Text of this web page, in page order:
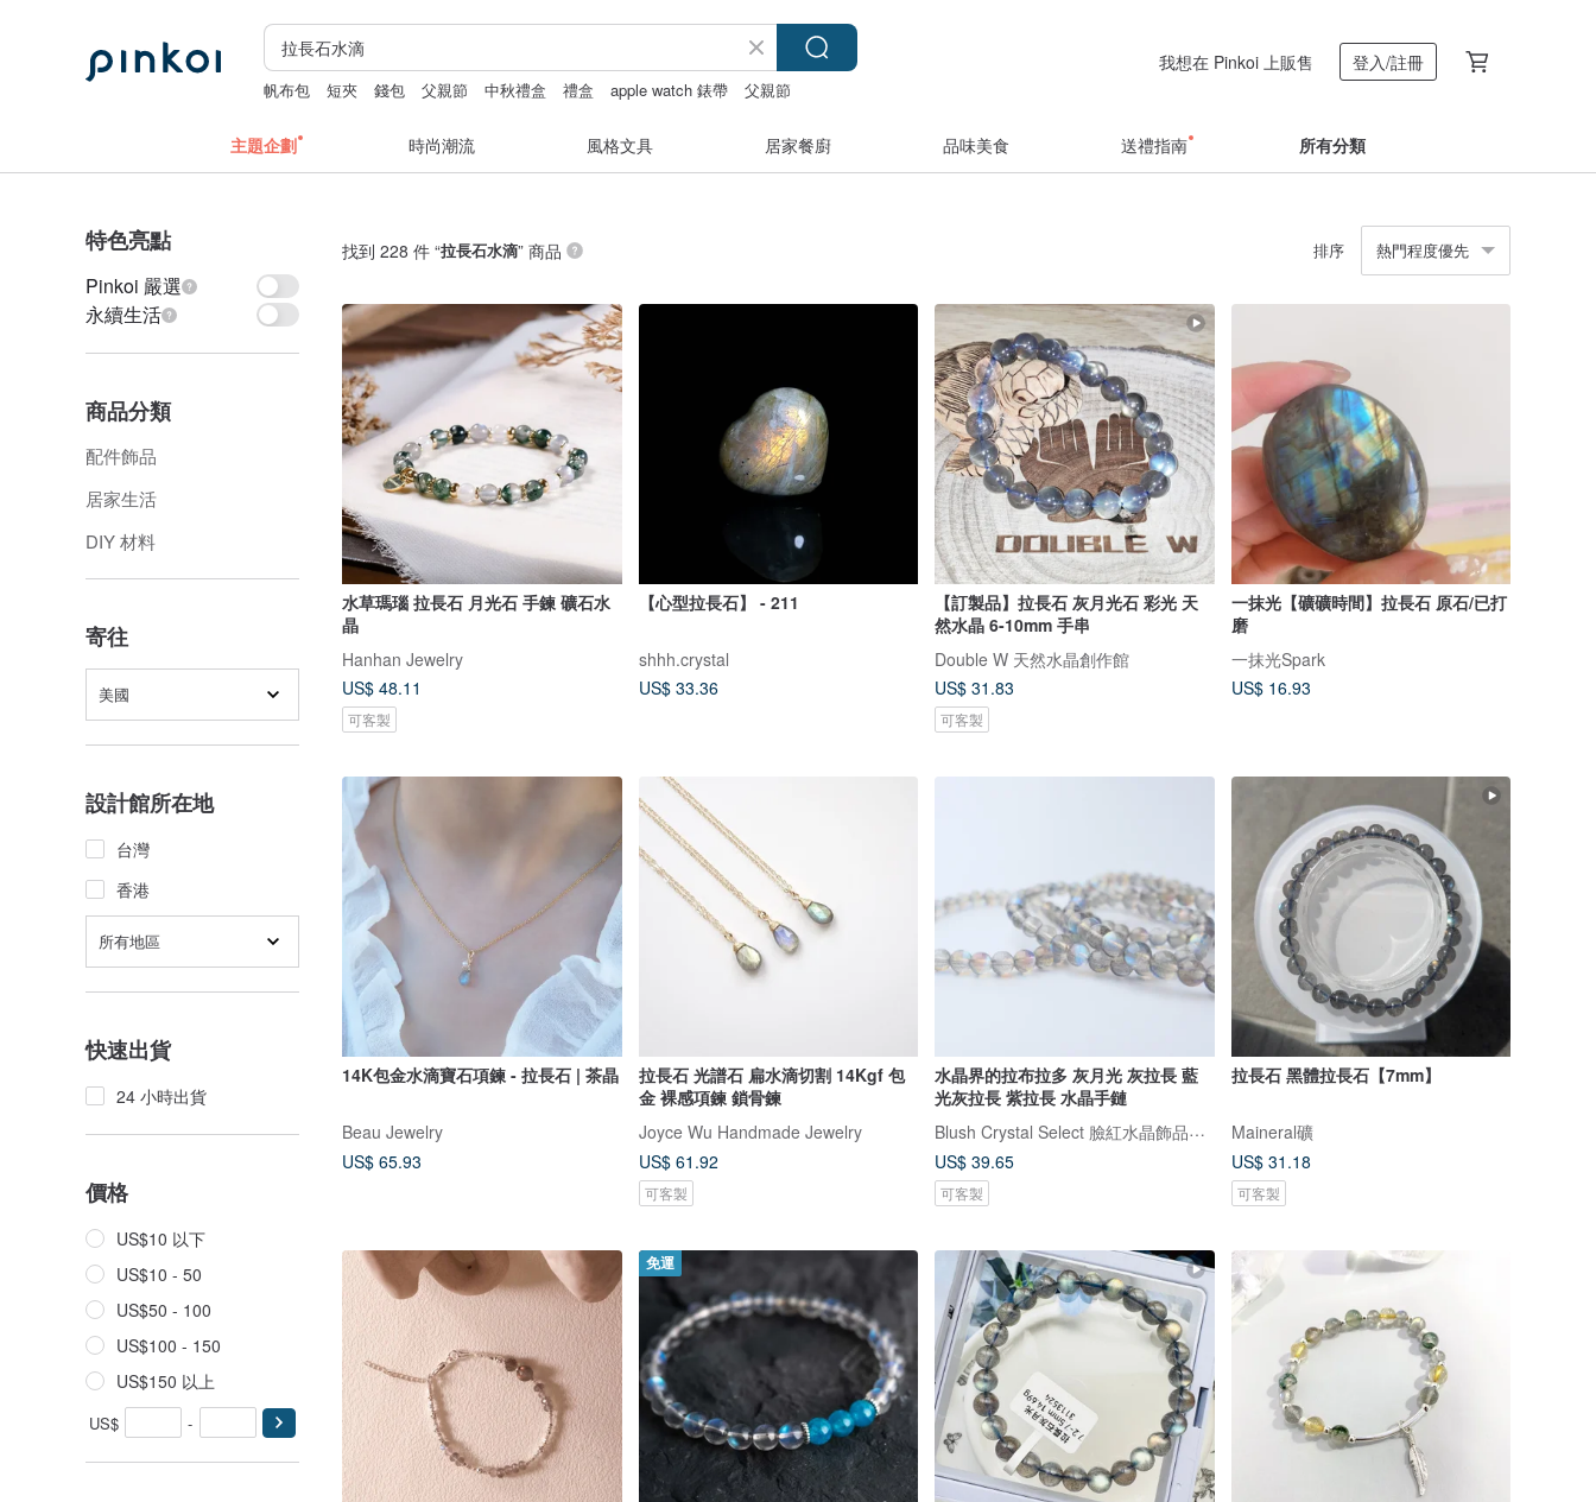
帆布包 短夾 錢包 父親節 中秋禮盒 禮盒 apple watch 錶帶 父親節
我想在 Pinkoi 上販售 登入/註冊
主題企劃 時尚潮流 風格文具 居家餐廚 品味美食 送禮指南 所有分類
特色亮點
Pinkoi 嚴選
永續生活
商品分類
配件飾品
居家生活
DIY 材料
寄往
美國
設計館所在地
台灣
香港
所有地區
快速出貨
24 小時出貨
價格
US$10 以下
US$10 - 50
US$50 - 100
US$100 - 150
US$150 以上
US$ -
找到 228 件 “拉長石水滴” 商品 排序 熱門程度優先
水草瑪瑙 拉長石 月光石 手鍊 礦石水
晶
Hanhan Jewelry
US$ 48.11
可客製
【心型拉長石】 - 211
shhh.crystal
US$ 33.36
【訂製品】拉長石 灰月光石 彩光 天
然水晶 6-10mm 手串
Double W 天然水晶創作館
US$ 31.83
可客製
一抹光【礦礦時間】拉長石 原石/已打
磨
一抹光Spark
US$ 16.93
14K包金水滴寶石項鍊 - 拉長石 | 茶晶
Beau Jewelry
US$ 65.93
拉長石 光譜石 扁水滴切割 14Kgf 包
金 裸感項鍊 鎖骨鍊
Joyce Wu Handmade Jewelry
US$ 61.92
可客製
水晶界的拉布拉多 灰月光 灰拉長 藍
光灰拉長 紫拉長 水晶手鏈
Blush Crystal Select 臉紅水晶飾品選物店
US$ 39.65
可客製
拉長石 黑體拉長石【7mm】
Maineral礦
US$ 31.18
可客製
免運